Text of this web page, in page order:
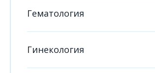
Гематология
Гинекология